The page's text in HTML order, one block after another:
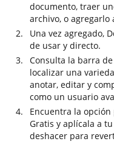
documento, traer
archivo, o agregarlo
Una vez agregado,
de usar y directo.
Consulta la barra
localizar una
anotar, editar y
como un usuario
Encuentra la opción
Gratis y aplícala a
deshacer para